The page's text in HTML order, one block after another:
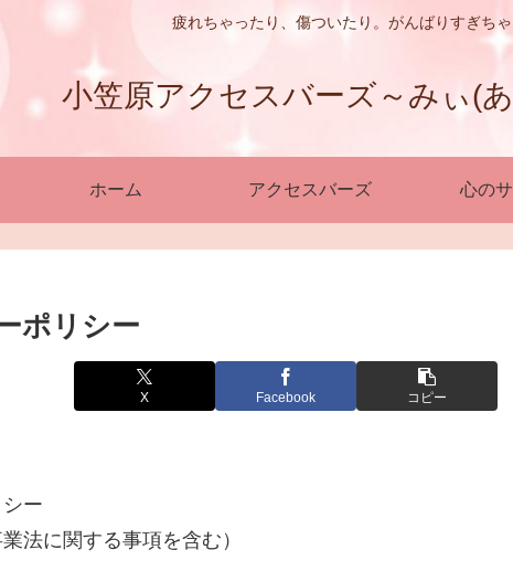
疲れちゃったり、傷ついたり。がんばりすぎち
小笠原アクセスバーズ～みぃ(
ホーム アクセスバーズ 心の
ポリシー
X Facebook コピー
ー
法に関する事項を含む）